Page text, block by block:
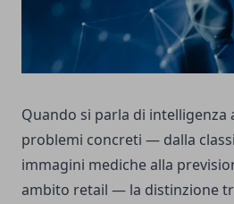
Quando si parla di intelligenza
problemi concreti — dalla
immagini mediche alla
ambito retail — la distinzione